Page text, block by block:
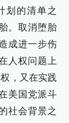
划的清单之
。取消堕胎
成进一步伤
人权问题上
，又在实践
美国党派斗
社会背景之